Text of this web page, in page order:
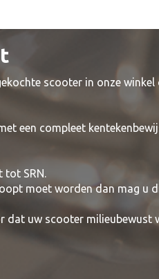
scooter in onze
een compleet
tot SRN.
moet worden dan mag u
dat uw scooter milieubewust